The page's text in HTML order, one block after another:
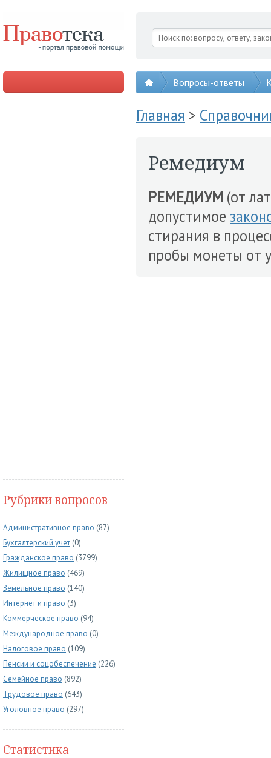
Вопросы-ответы
Рубрики вопросов
Административное право (87)
Бухгалтерский учет (0)
Гражданское право (3799)
Жилищное право (469)
Земельное право (140)
Интернет и право (3)
Коммерческое право (94)
Международное право (0)
Налоговое право (109)
Пенсии и соцобеспечение (226)
Семейное право (892)
Трудовое право (643)
Уголовное право (297)
Статистика
Главная >
Ремедиум
РЕМЕДИУМ (от
допустимое
стирания в
пробы монеты от